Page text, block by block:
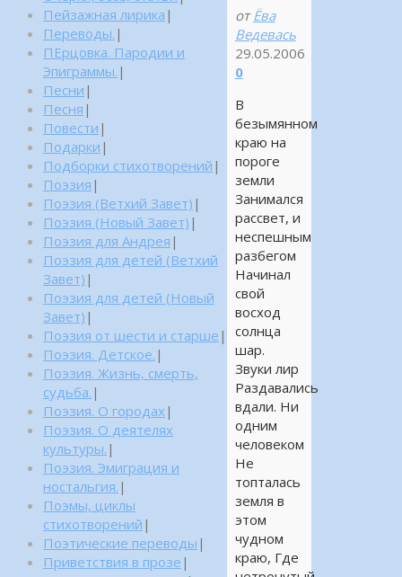
от Ёва
Ведевась
29.05.2006
0
В
безымянном
краю на
пороге
земли
Занимался
рассвет, и
неспешным
разбегом
Начинал
свой
восход
солнца
шар.
Звуки лир
Раздавались
вдали. Ни
одним
человеком
Не
топталась
земля в
этом
чудном
краю, Где
Пейзажная лирика |
Переводы. |
ПЕрцовка. Пародии и
Эпиграммы. |
Песни |
Песня |
Повести |
Подарки |
Подборки стихотворений |
Поэзия |
Поэзия (Ветхий Завет) |
Поэзия (Новый Завет) |
Поэзия для Андрея |
Поэзия для детей (Ветхий
Завет) |
Поэзия для детей (Новый
Завет) |
Поэзия от шести и старше |
Поэзия. Детское. |
Поэзия. Жизнь, смерть,
судьба. |
Поэзия. О городах |
Поэзия. О деятелях
культуры. |
Поэзия. Эмиграция и
ностальгия. |
Поэмы, циклы
стихотворений |
Поэтические переводы |
Приветствия в прозе |